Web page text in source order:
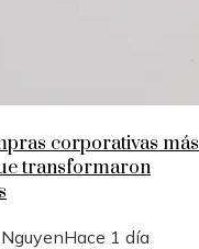
corporativas más
transformaron
Hace 1 día